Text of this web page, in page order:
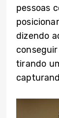
pessoas
dizendo
tirando